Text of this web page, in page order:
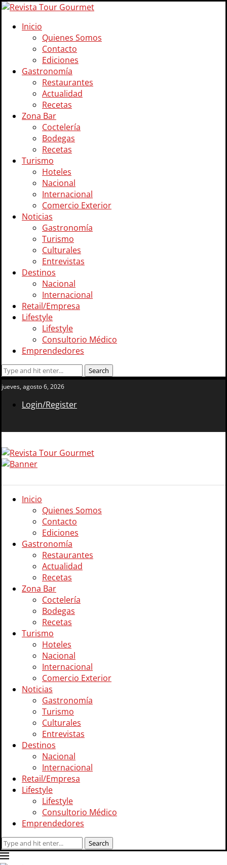
Inicio
Quienes Somos
Contacto
Ediciones
Gastronomía
Restaurantes
Actualidad
Recetas
Zona Bar
Coctelería
Bodegas
Recetas
Turismo
Hoteles
Nacional
Internacional
Comercio Exterior
Noticias
Gastronomía
Turismo
Culturales
Entrevistas
Destinos
Nacional
Internacional
Retail/Empresa
Lifestyle
Lifestyle
Consultorio Médico
Emprendedores
jueves, agosto 6, 2026
Login/Register
Inicio
Quienes Somos
Contacto
Ediciones
Gastronomía
Restaurantes
Actualidad
Recetas
Zona Bar
Coctelería
Bodegas
Recetas
Turismo
Hoteles
Nacional
Internacional
Comercio Exterior
Noticias
Gastronomía
Turismo
Culturales
Entrevistas
Destinos
Nacional
Internacional
Retail/Empresa
Lifestyle
Lifestyle
Consultorio Médico
Emprendedores